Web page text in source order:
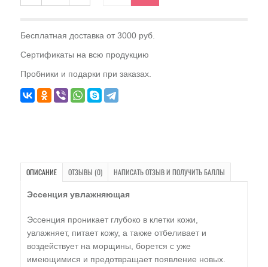
Бесплатная доставка от 3000 руб.
Сертификаты на всю продукцию
Пробники и подарки при заказах.
ОПИСАНИЕ ОТЗЫВЫ (0) НАПИСАТЬ ОТЗЫВ И ПОЛУЧИТЬ БАЛЛЫ
Эссенция увлажняющая
Эссенция проникает глубоко в клетки кожи,
yвлажняет, питает кожу, а также отбеливает и
воздействует на морщины, борется с уже
имеющимися и предотвращает появление новых.